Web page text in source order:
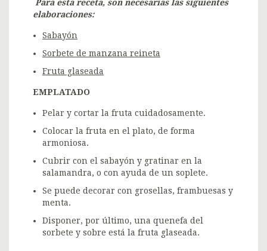
Para esta receta, son necesarias las siguientes
elaboraciones:
Sabayón
Sorbete de manzana reineta
Fruta glaseada
EMPLATADO
Pelar y cortar la fruta cuidadosamente.
Colocar la fruta en el plato, de forma
armoniosa.
Cubrir con el sabayón y gratinar en la
salamandra, o con ayuda de un soplete.
Se puede decorar con grosellas, frambuesas y
menta.
Disponer, por último, una quenefa del
sorbete y sobre está la fruta glaseada.